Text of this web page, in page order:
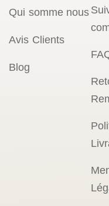
Qui somme nous
Avis Clients
Blog